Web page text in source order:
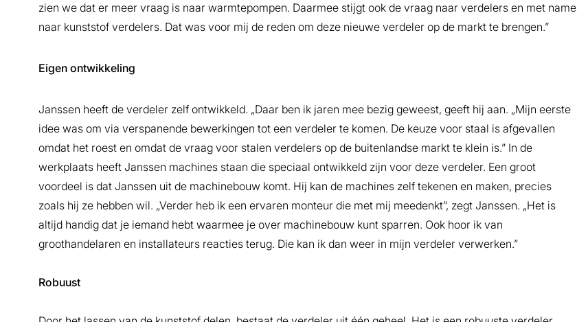
zien we dat er meer vraag is naar warmtepompen. Daarmee stijgt ook de vraag naar verdelers en met name
naar kunststof verdelers. Dat was voor mij de reden om deze nieuwe verdeler op de markt te brengen.”
Eigen ontwikkeling
Janssen heeft de verdeler zelf ontwikkeld. „Daar ben ik jaren mee bezig geweest, geeft hij aan. „Mijn eerste
idee was om via verspanende bewerkingen tot een verdeler te komen. De keuze voor staal is afgevallen
omdat het roest en omdat de vraag voor stalen verdelers op de buitenlandse markt te klein is.” In de
werkplaats heeft Janssen machines staan die speciaal ontwikkeld zijn voor deze verdeler. Een groot
voordeel is dat Janssen uit de machinebouw komt. Hij kan de machines zelf tekenen en maken, precies
zoals hij ze hebben wil. „Verder heb ik een ervaren monteur die met mij meedenkt”, zegt Janssen. „Het is
altijd handig dat je iemand hebt waarmee je over machinebouw kunt sparren. Ook hoor ik van
groothandelaren en installateurs reacties terug. Die kan ik dan weer in mijn verdeler verwerken.”
Robuust